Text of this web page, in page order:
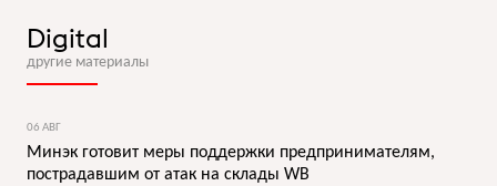
Digital
другие материалы
06 АВГ
Минэк готовит меры поддержки предпринимателям,
пострадавшим от атак на склады WB